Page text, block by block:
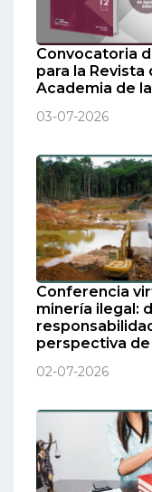
Convocatoria
para la
Academia de
03-07-2026
Conferencia
minería ilegal:
perspectiva de
02-07-2026